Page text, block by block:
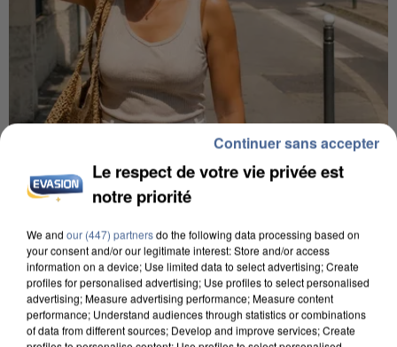
Une nouvelle canicule va faire chauffer la France
cette semaine
22 départements sont placés en vigilance orange
dès ce lundi 10 août 2026.
Le respect de votre vie privée est
notre priorité
We and our (447) partnersdo the following data processing based on
your consent and/or our legitimate interest: Store and/or access
information on a device; Use limited data to select advertising; Create
profiles for personalised advertising; Use profiles to select personalised
advertising; Measure advertising performance; Measure content
performance; Understand audiences through statistics or combinations
of data from different sources; Develop and improve services; Create
Continuer sans accepter